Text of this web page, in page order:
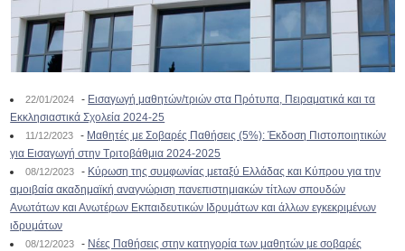
22/01/2024 - Εισαγωγή μαθητών/τριών στα Πρότυπα, Πειραματικά και τα
Εκκλησιαστικά Σχολεία 2024-25
11/12/2023 - Μαθητές με Σοβαρές Παθήσεις (5%): Έκδοση Πιστοποιητικών
για Εισαγωγή στην Τριτοβάθμια 2024-2025
08/12/2023 - Κύρωση της συμφωνίας μεταξύ Ελλάδας και Κύπρου για την
αμοιβαία ακαδημαϊκή αναγνώριση πανεπιστημιακών τίτλων σπουδών
Ανωτάτων και Ανωτέρων Εκπαιδευτικών Ιδρυμάτων και άλλων εγκεκριμένων
ιδρυμάτων
08/12/2023 - Νέες Παθήσεις στην κατηγορία των μαθητών με σοβαρές